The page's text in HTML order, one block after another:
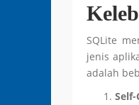
SQLite
jenis
adalah